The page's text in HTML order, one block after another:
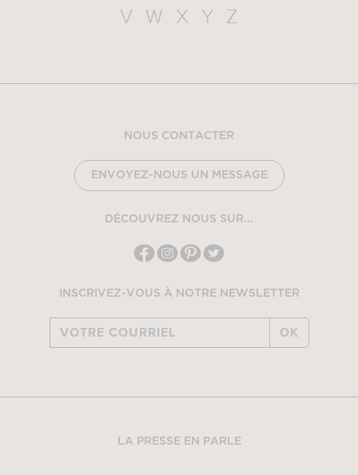
V
W X Y Z
NOUS CONTACTER
ENVOYEZ-NOUS UN MESSAGE
DÉCOUVREZ NOUS SUR...
INSCRIVEZ-VOUS À NOTRE NEWSLETTER
OK
LA PRESSE EN PARLE